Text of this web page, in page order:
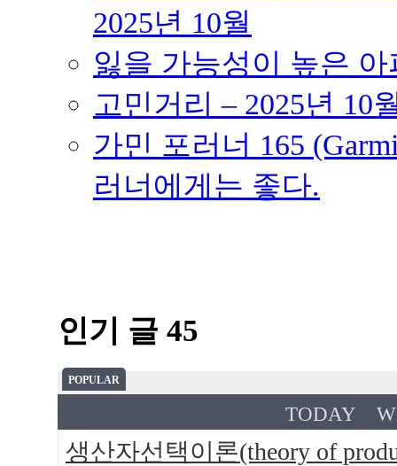
2025년 10월
잃을 가능성이 높은
고민거리 – 2025년 10
가민 포러너 165
러너에게는 좋다.
인기 글 45
POPULAR
TODAY
생산자선택이론(theory of